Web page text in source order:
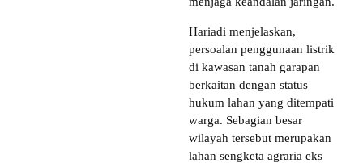
Hariadi menjelaskan,
persoalan penggunaan listrik
di kawasan tanah garapan
berkaitan dengan status
hukum lahan yang ditempati
warga. Sebagian besar
wilayah tersebut merupakan
lahan sengketa agraria eks